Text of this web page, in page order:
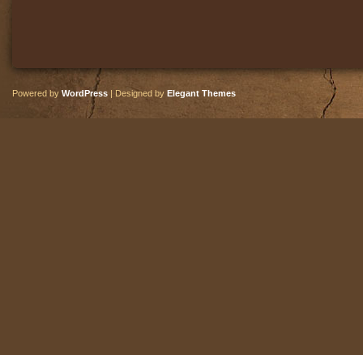
Powered by WordPress | Designed by Elegant Themes